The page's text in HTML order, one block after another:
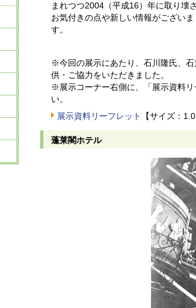
まれつつ2004（平成16）年に取り壊
お気付きの点や新しい情報がござい
す。
※今回の展示にあたり、石川隆氏、
供・ご協力をいただきました。
※展示コーナー右側に、「展示資料
い。
展示資料リーフレット
【サイズ：
蓬莱閣ホテル